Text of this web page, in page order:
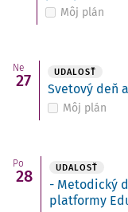
Môj plán
Ne
27 UDALOSŤ
Svetový deň
Môj plán
Po
28 UDALOSŤ
- Metodický
platformy